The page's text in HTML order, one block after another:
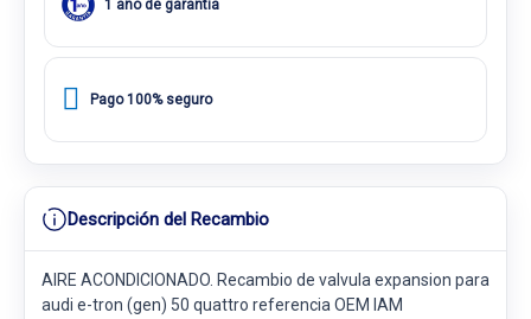
1 año de garantía
Pago 100% seguro
Descripción del Recambio
AIRE ACONDICIONADO. Recambio de valvula expansion para
audi e-tron (gen) 50 quattro referencia OEM IAM